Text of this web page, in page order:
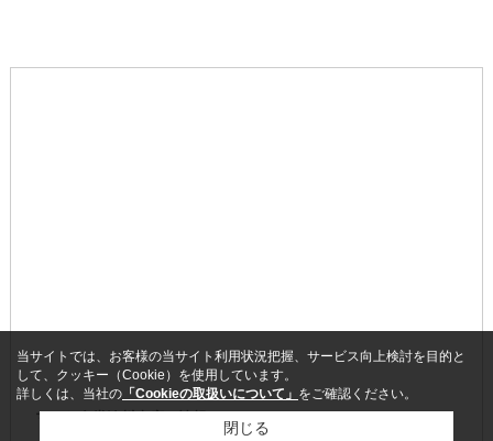
マルヤ食堂湊川本店の情報
当サイトでは、お客様の当サイト利用状況把握、サービス向上検討を目的と
して、クッキー（Cookie）を使用しています。
詳しくは、当社の 「Cookieの取扱いについて」 をご確認ください。
閉じる